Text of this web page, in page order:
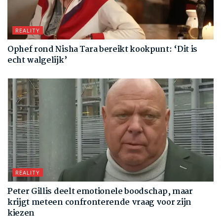
REALITY
Ophef rond Nisha Tara bereikt kookpunt: ‘Dit is
echt walgelijk’
REALITY
Peter Gillis deelt emotionele boodschap, maar
krijgt meteen confronterende vraag voor zijn
kiezen